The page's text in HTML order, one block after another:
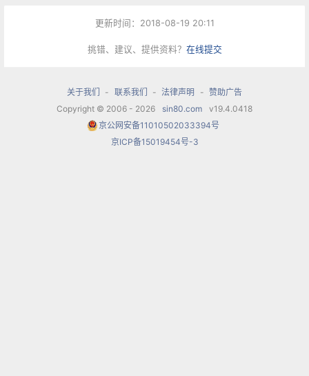
主题不仅充分发挥了加洛泼舞曲欢快的特点，而且
还运用了模仿马蹄声的描写性表现手法，生动逼真
人们所熟悉的旋律。
乐曲中间转为小调，小提琴奏出匈牙利吉普赛雕饰
更新时间：2018-08-19 20:11
挑错、建议、提供资料？ 在线提交
关于我们 - 联系我们 - 法律声明 - 赞助广告
Copyright © 2006 - 2026
sin80.com
v19.4.0418
京公网安备11010502033394号
京ICP备15019454号-3